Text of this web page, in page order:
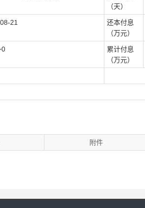
（天）
21
还本付息
（万元）
累计付息
（万元）
附件